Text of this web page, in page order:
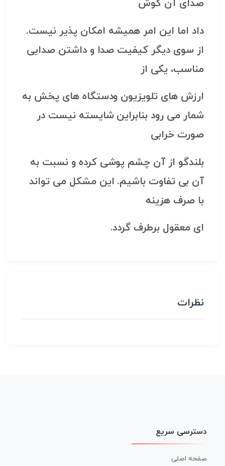
صدای آن گوش
داد اما این امر همیشه امکان پذیر نیست.
از سوی دیگر کیفیت صدا و داشتن صدایی
مناسب، یکی از
ارزش های تلویزیون ودستگاه های پخش به
شمار می رود بنابراین شایسته نیست در
صورت خرابی
بلندگو از آن چشم پوشی کرده و نسبت به
آن بی تفاوت باشیم. این مشکل می تواند
با صرف هزینه
ای معقول برطرف گردد.
نظرات
دسترسی سریع
صفحه اصلی